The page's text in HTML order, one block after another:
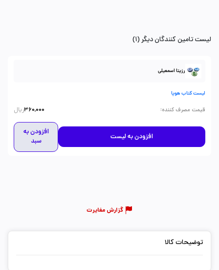
لیست تامین کنندگان دیگر (1)
رزیتا اسمعیلی
لیست کتاب هوپا
قیمت مصرف کننده:
360,000ریال
افزودن به لیست
افزودن به
سبد
گزارش مغایرت
توضیحات کالا